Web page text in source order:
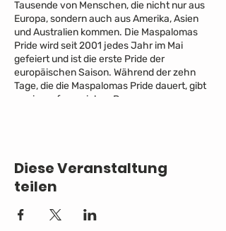
Tausende von Menschen, die nicht nur aus
Europa, sondern auch aus Amerika, Asien
und Australien kommen. Die Maspalomas
Pride wird seit 2001 jedes Jahr im Mai
gefeiert und ist die erste Pride der
europäischen Saison. Während der zehn
Tage, die die Maspalomas Pride dauert, gibt
es ein umfangreiches Programm an
ZUM ANGEBOT
Diese Veranstaltung
teilen